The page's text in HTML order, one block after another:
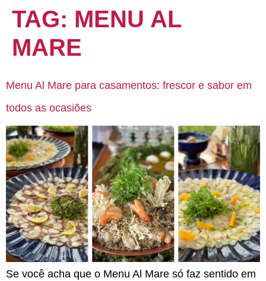
TAG: MENU AL
MARE
Menu Al Mare para casamentos: frescor e sabor em
todos as ocasiões
Se você acha que o Menu Al Mare só faz sentido em